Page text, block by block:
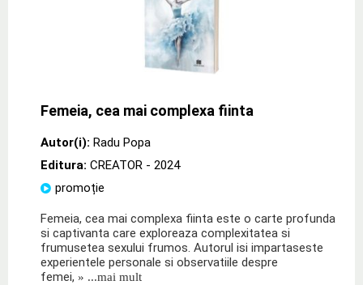
Femeia, cea mai complexa fiinta
Autor(i): Radu Popa
Editura: CREATOR - 2024
promoție
Femeia, cea mai complexa fiinta este o carte profunda
si captivanta care exploreaza complexitatea si
frumusetea sexului frumos. Autorul isi impartaseste
experientele personale si observatiile despre
femei, » ...mai mult